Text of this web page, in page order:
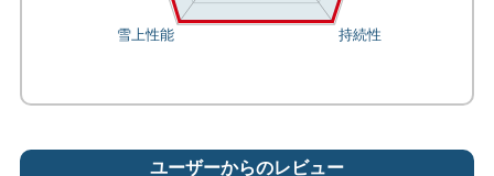
ユーザーからのレビュー